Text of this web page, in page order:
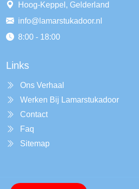
Hoog-Keppel, Gelderland
info@lamarstukadoor.nl
8:00 - 18:00
Links
Ons Verhaal
Werken Bij Lamarstukadoor
Contact
Faq
Sitemap